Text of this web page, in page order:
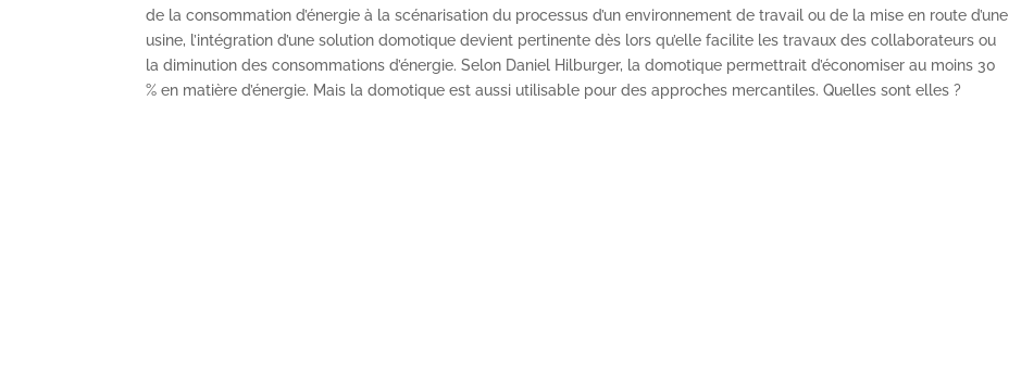
de la consommation d’énergie à la scénarisation du processus d’un environnement de travail ou de la mise en route d’une
usine, l’intégration d’une solution domotique devient pertinente dès lors qu’elle facilite les travaux des collaborateurs ou
la diminution des consommations d’énergie. Selon Daniel Hilburger, la domotique permettrait d’économiser au moins 30
% en matière d’énergie. Mais la domotique est aussi utilisable pour des approches mercantiles. Quelles sont elles ?